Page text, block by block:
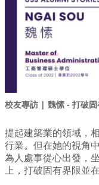
校友專訪 | 魏愫 - 打破
提起建築業的領域，
行業。但在她的視角
為人處事從心出發，
上，打破固有界限並